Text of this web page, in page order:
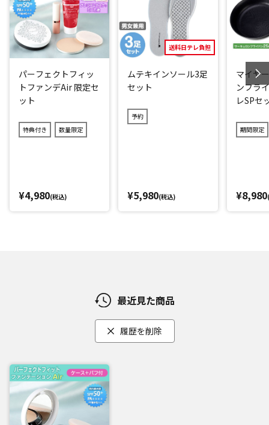
3種類のコラーゲンと４種類のヒアルロン酸、ナノビタミンカ
プセルなど(*3)、お肌にうれしい成分をぜいたくに配合。
パラベンやアルコール、鉱物油、合成香料、タール色素も不
使用です。
*1：2016年5月～2026年3月(メーカー調べ)
*2：化粧膜による物理的効果
*3：
3種類のコラーゲン：
[配合成分]加水分解コラーゲン、サクシノイルアテロコラー
4種類のヒアルロン酸：
[配合成分]ヒアルロン酸アスコルビルプロピル、加水分解
ナノビタミンカプセル：
[配合成分]テトラヘキシルデカン酸アスコルビル／[配合目
的]皮膚コンディショニング剤(ハリ・ツヤ)
[配合成分]セレブロシド／[配合目的]皮膚コンディショニン
[配合成分]グリセリン／[配合目的]湿潤剤
[配合成分]ペンチレングリコール／[配合目的]保湿剤
パーフェクトフィッ
トファンデAir 限定セ
ット
特典付き 数量限定
¥4,980(税込)
送料日テレ負担
ムテキインソール3足
セット
予約
¥5,980(税込)
マイヤ
ンフラ
レSPセ
期間限定
¥8,980
最近見た商品
履歴を削除